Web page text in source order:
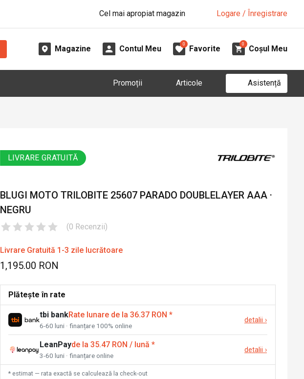
Cel mai apropiat magazin Logare / Înregistrare
Magazine Contul Meu
0
Favorite
0
Coșul Meu
Promoții Articole Asistență
LIVRARE GRATUITĂ
BLUGI MOTO TRILOBITE 25607 PARADO DOUBLELAYER AAA ·
NEGRU
(0 Recenzii)
Livrare Gratuită 1-3 zile lucrătoare
1,195.00 RON
Plătește în rate
tbi bankRate lunare de la 36.37 RON *
6-60 luni · finanțare 100% online
detalii ›
LeanPayde la 35.47 RON / lună *
3-60 luni · finanțare online
detalii ›
* estimat — rata exactă se calculează la check-out